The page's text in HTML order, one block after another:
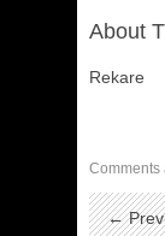
About
Rekare
Comments
←